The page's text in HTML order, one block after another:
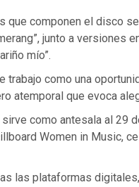
que componen el disco
junto a versiones
mío”.
trabajo como una
atemporal que evoca
como antesala al 29
Women in Music,
las plataformas